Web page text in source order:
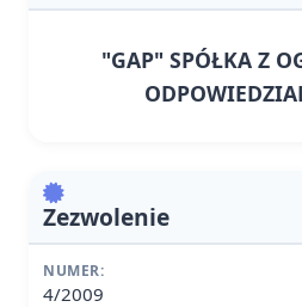
"GAP" SPÓŁKA Z
Zezwolenie
NUMER:
4/2009